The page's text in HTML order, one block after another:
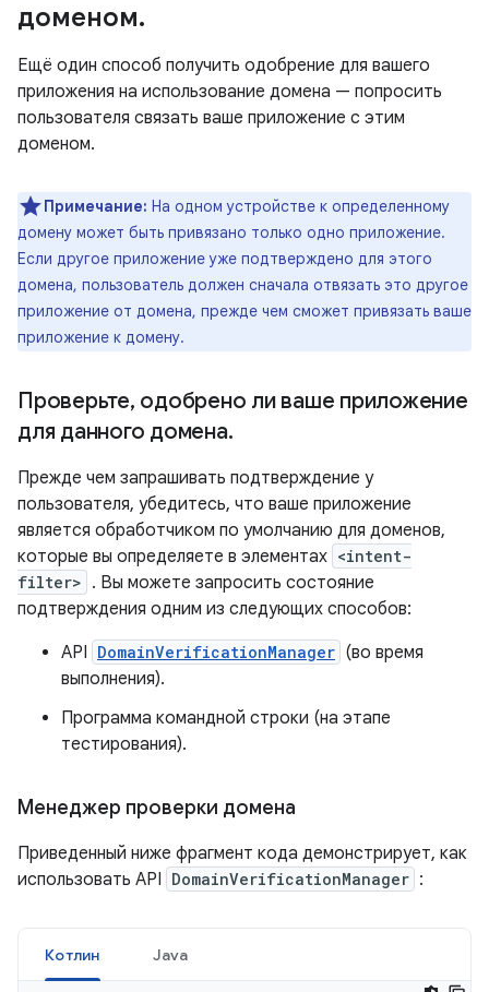
доменом.
Ещё один способ получить одобрение для вашего
приложения на использование домена — попросить
пользователя связать ваше приложение с этим
доменом.
Примечание: На одном устройстве к определенному
домену может быть привязано только одно приложение.
Если другое приложение уже подтверждено для этого
домена, пользователь должен сначала отвязать это другое
приложение от домена, прежде чем сможет привязать ваше
приложение к домену.
Проверьте, одобрено ли ваше приложение
для данного домена.
Прежде чем запрашивать подтверждение у
пользователя, убедитесь, что ваше приложение
является обработчиком по умолчанию для доменов,
которые вы определяете в элементах <intent-
filter> . Вы можете запросить состояние
подтверждения одним из следующих способов:
API DomainVerificationManager (во время
выполнения).
Программа командной строки (на этапе
тестирования).
Менеджер проверки домена
Приведенный ниже фрагмент кода демонстрирует, как
использовать API DomainVerificationManager :
Котлин Java